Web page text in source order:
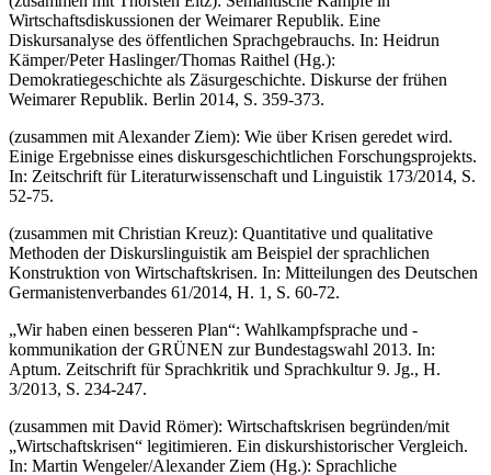
Wirtschaftsdiskussionen der Weimarer Republik. Eine
Diskursanalyse des öffentlichen Sprachgebrauchs. In: Heidrun
Kämper/Peter Haslinger/Thomas Raithel (Hg.):
Demokratiegeschichte als Zäsurgeschichte. Diskurse der frühen
Weimarer Republik. Berlin 2014, S. 359-373.
(zusammen mit Alexander Ziem): Wie über Krisen geredet wird.
Einige Ergebnisse eines diskursgeschichtlichen Forschungsprojekts.
In: Zeitschrift für Literaturwissenschaft und Linguistik 173/2014, S.
52-75.
(zusammen mit Christian Kreuz): Quantitative und qualitative
Methoden der Diskurslinguistik am Beispiel der sprachlichen
Konstruktion von Wirtschaftskrisen. In: Mitteilungen des Deutschen
Germanistenverbandes 61/2014, H. 1, S. 60-72.
„Wir haben einen besseren Plan“: Wahlkampfsprache und -
kommunikation der GRÜNEN zur Bundestagswahl 2013. In:
Aptum. Zeitschrift für Sprachkritik und Sprachkultur 9. Jg., H.
3/2013, S. 234-247.
(zusammen mit David Römer): Wirtschaftskrisen begründen/mit
„Wirtschaftskrisen“ legitimieren. Ein diskurshistorischer Vergleich.
In: Martin Wengeler/Alexander Ziem (Hg.): Sprachliche